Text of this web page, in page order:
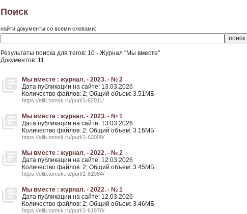
Поиск
найти документы со всеми словами:
Результаты поиска для тегов: 10 - Журнал "Мы вместе"
Документов: 11
Мы вместе : журнал. - 2023. - № 2
Дата публикации на сайте: 13.03.2026
Количество файлов: 2; Общий объем: 3.51МБ
https://elib.tomsk.ru/purl/1-62011/
Мы вместе : журнал. - 2023. - № 1
Дата публикации на сайте: 13.03.2026
Количество файлов: 2; Общий объем: 3.16МБ
https://elib.tomsk.ru/purl/1-62009/
Мы вместе : журнал. - 2022. - № 2
Дата публикации на сайте: 12.03.2026
Количество файлов: 2; Общий объем: 3.45МБ
https://elib.tomsk.ru/purl/1-61984/
Мы вместе : журнал. - 2022. - № 1
Дата публикации на сайте: 12.03.2026
Количество файлов: 2; Общий объем: 3.46МБ
https://elib.tomsk.ru/purl/1-61978/